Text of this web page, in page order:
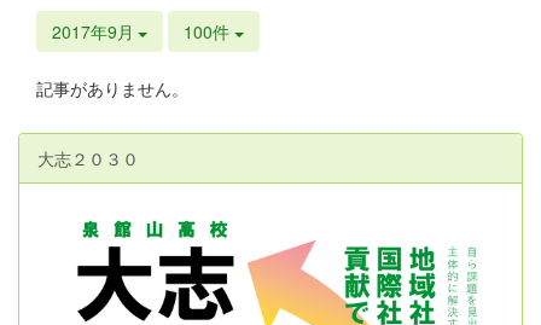
2017年9月 100件
記事がありません。
大志２０３０